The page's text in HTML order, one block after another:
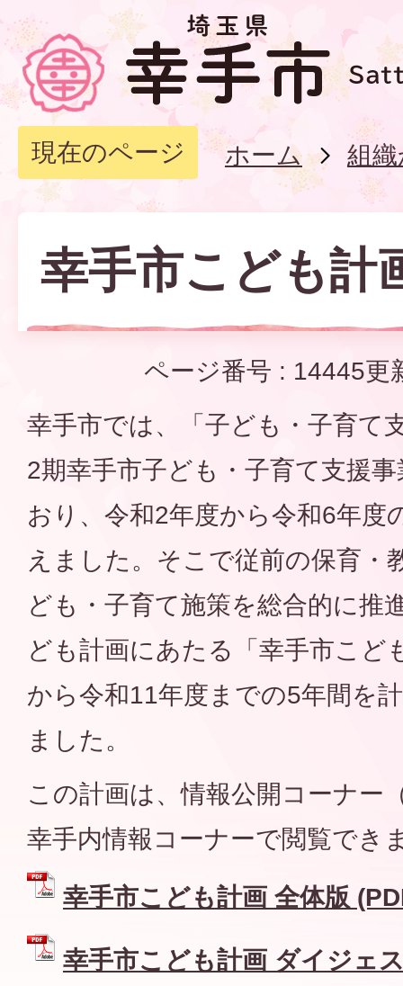
現在のページ ホーム 組
幸手市こども計
ページ番号 : 14445更
幸手市では、「子ども・子育て
2期幸手市子ども・子育て支援
おり、令和2年度から令和6年度
えました。そこで従前の保育・
ども・子育て施策を総合的に推
ども計画にあたる「幸手市こど
から令和11年度までの5年間を
ました。
この計画は、情報公開コーナー
幸手内情報コーナーで閲覧でき
幸手市こども計画 全体版
幸手市こども計画 ダイジェ